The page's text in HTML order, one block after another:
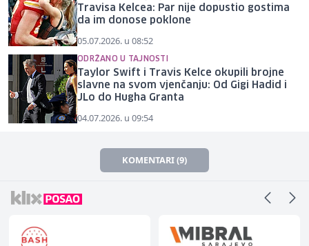
Travisa Kelcea: Par nije dopustio gostima
da im donose poklone
05.07.2026. u 08:52
ODRŽANO U TAJNOSTI
Taylor Swift i Travis Kelce okupili brojne
slavne na svom vjenčanju: Od Gigi Hadid i
JLo do Hugha Granta
04.07.2026. u 09:54
KOMENTARI (9)